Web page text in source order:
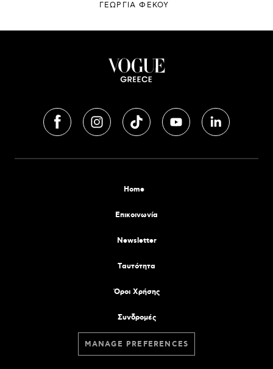
ΓΕΩΡΓΙΑ ΦΕΚΟΥ
Home
Επικοινωνία
Newsletter
Tαυτότητα
Όροι Χρήσης
Συνδρομές
MANAGE PREFERENCES